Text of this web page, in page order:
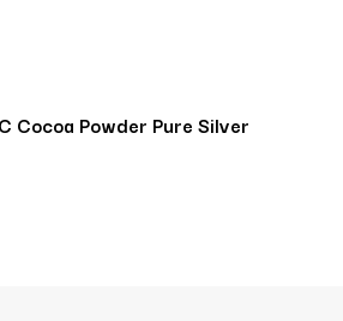
Cocoa Powder Pure Silver